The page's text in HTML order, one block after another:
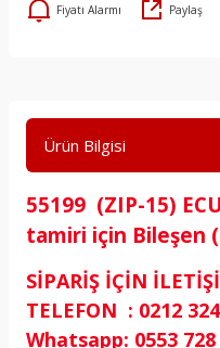
Fiyatı Alarmı Paylaş
Ürün Bilgisi
55199 (ZIP-15)
tamiri için Bileşen
SİPARİŞ İÇİN
TELEFON : 0212
Whatsapp: 0553 728